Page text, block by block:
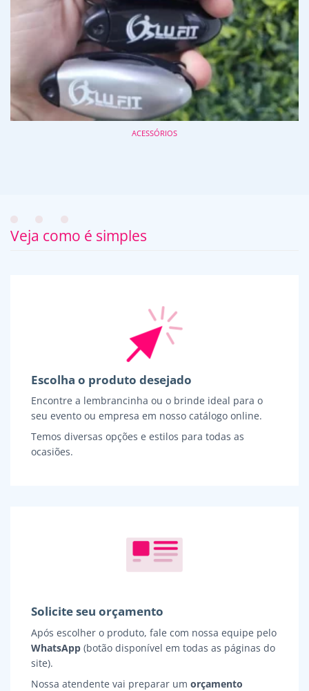
ACESSÓRIOS
Veja como é simples
Escolha o produto desejado
Encontre a lembrancinha ou o brinde ideal para o
seu evento ou empresa em nosso catálogo online.
Temos diversas opções e estilos para todas as
ocasiões.
Solicite seu orçamento
Após escolher o produto, fale com nossa equipe pelo
WhatsApp (botão disponível em todas as páginas do
site).
Nossa atendente vai preparar um orçamento